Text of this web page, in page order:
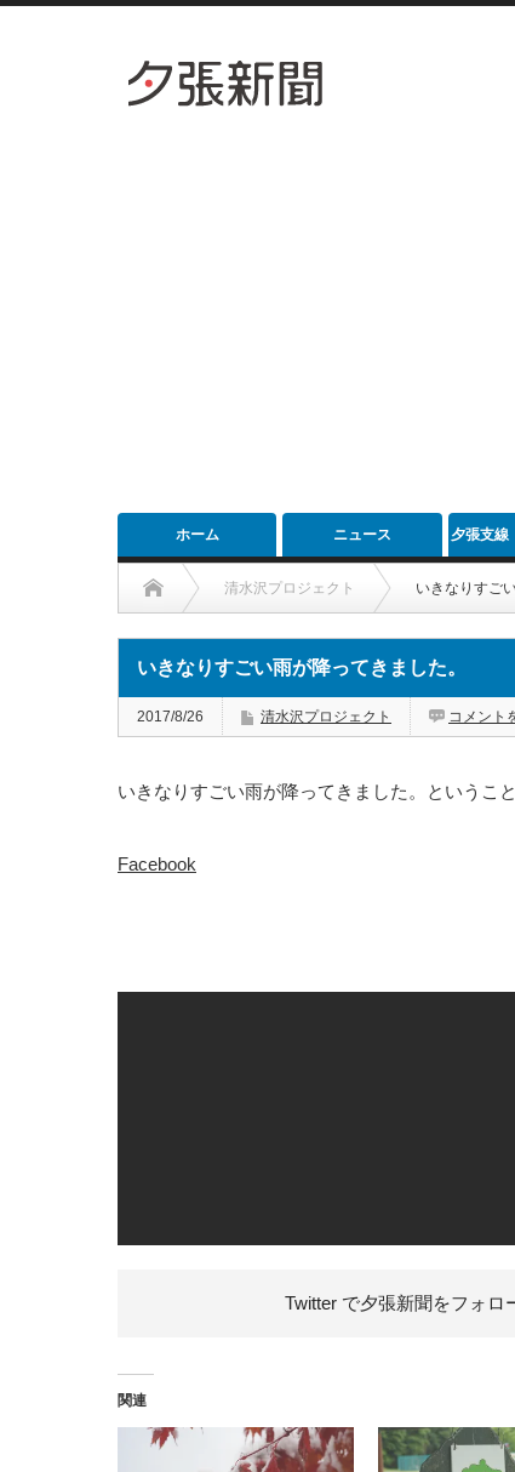
ホーム ニュース 夕張支線
清水沢プロジェクト いきなりすご
いきなりすごい雨が降ってきました。
2017/8/26 清水沢プロジェクト コメント
いきなりすごい雨が降ってきました。というこ
Facebook
Twitter で夕張新聞をフォロ
関連